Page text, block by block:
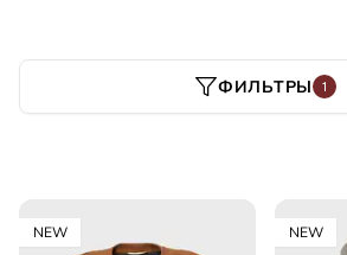
ФИЛЬТРЫ 1
NEW NEW